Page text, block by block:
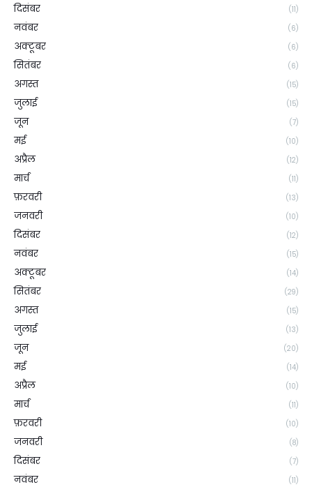
दिसंबर (11)
नवंबर (6)
अक्टूबर (6)
सितंबर (6)
अगस्त (15)
जुलाई (15)
जून (7)
मई (10)
अप्रैल (12)
मार्च (11)
फ़रवरी (13)
जनवरी (10)
दिसंबर (12)
नवंबर (15)
अक्टूबर (14)
सितंबर (29)
अगस्त (15)
जुलाई (13)
जून (20)
मई (14)
अप्रैल (10)
मार्च (11)
फ़रवरी (10)
जनवरी (8)
दिसंबर (7)
नवंबर (11)